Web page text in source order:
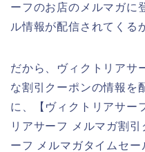
ーフのお店のメルマガに
ル情報が配信されてくる
だから、ヴィクトリアサ
な割引クーポンの情報を
に、【ヴィクトリアサー
リアサーフ メルマガ割
ーフ メルマガタイムセ